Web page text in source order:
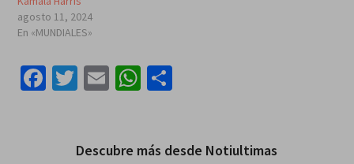
agosto 11, 2024
En «MUNDIALES»
Facebook
Twitter
EmailWhatsApp
Compartir
Descubre más desde Notiultimas